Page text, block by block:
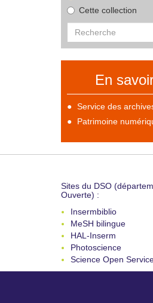
Cette collection
En
Service des
Patrimoine
Sites du DSO
Ouverte) :
Insermbiblio
MeSH bilingue
HAL-Inserm
Photoscience
Science Open